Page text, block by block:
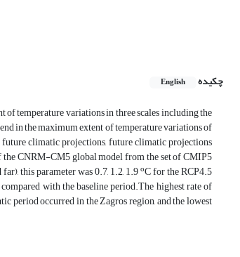
چکیده
English
of temperature variations in three scales including the
in the maximum extent of temperature variations of
climatic projections, future climatic projections
the CNRM-CM5 global model from the set of CMIP5
this parameter was 0.7, 1.2, 1.9oC for the RCP4.5
with the baseline period.The highest rate of
period occurred in the Zagros region, and the lowest